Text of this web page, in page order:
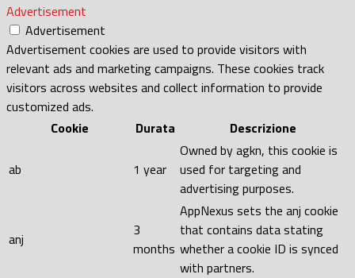
Advertisement
Advertisement
Advertisement cookies are used to provide visitors with
relevant ads and marketing campaigns. These cookies track
visitors across websites and collect information to provide
customized ads.
Cookie
Durata Descrizione
ab 1 year
Owned by agkn, this cookie is
used for targeting and
advertising purposes.
anj
3
months
AppNexus sets the anj cookie
that contains data stating
whether a cookie ID is synced
with partners.